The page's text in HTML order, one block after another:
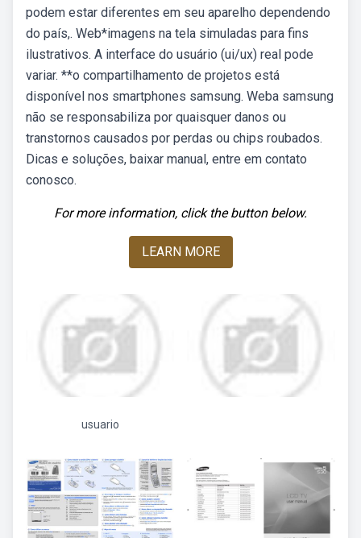
podem estar diferentes em seu aparelho dependendo
do país,. Web*imagens na tela simuladas para fins
ilustrativos. A interface do usuário (ui/ux) real pode
variar. **o compartilhamento de projetos está
disponível nos smartphones samsung. Weba samsung
não se responsabiliza por quaisquer danos ou
transtornos causados por perdas ou chips roubados.
Dicas e soluções, baixar manual, entre em contato
conosco.
For more information, click the button below.
LEARN MORE
usuario